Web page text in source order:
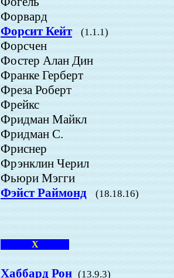
Форвард
Форсит Кейт
(1.1.1)
Форсчен
Фостер Алан Дин
Франке Герберт
Фреза Роберт
Фрейкс
Фридман Майкл
Фридман С.
Фриснер
Фрэнклин Черил
Фьюри Мэгги
Фэйст Раймонд
(18.18.16)
Х
Хаббард Рон (13.9.3)